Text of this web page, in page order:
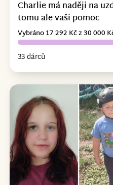
Charlie má naději na
tomu ale vaši pomoc
33 dárců
Vybráno 17 292 Kč z 30 000